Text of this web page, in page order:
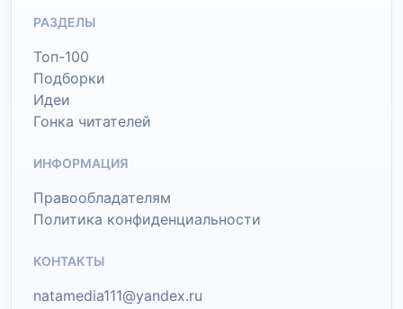
РАЗДЕЛЫ
Топ-100
Подборки
Идеи
Гонка читателей
ИНФОРМАЦИЯ
Правообладателям
Политика конфиденциальности
КОНТАКТЫ
natamedia111@yandex.ru